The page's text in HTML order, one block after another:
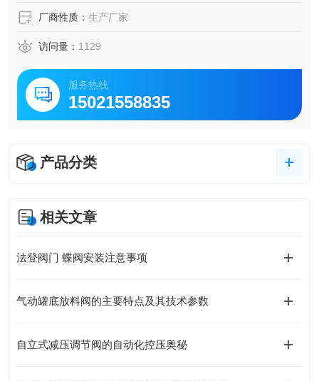
厂商性质： 生产厂家
访问量： 1129
服务热线
15021558835
产品分类
相关文章
法登阀门 蝶阀安装注意事项
气动罐底放料阀的主要特点及其技术参数
自立式减压调节阀的自动化控压奥秘